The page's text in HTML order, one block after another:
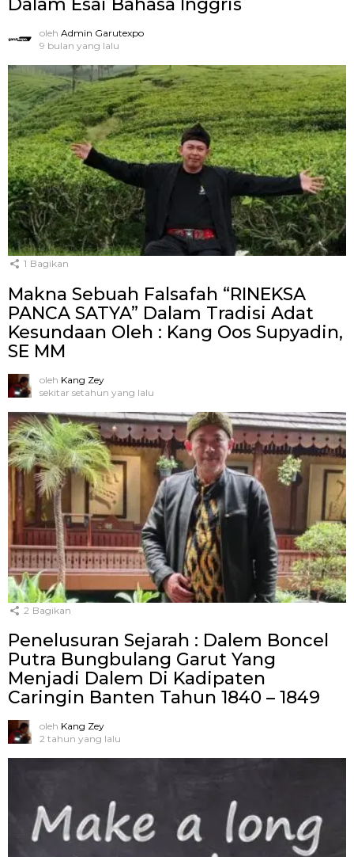
Dalam Esai Bahasa Inggris
oleh Admin Garutexpo
9 bulan yang lalu
1 Bagikan
Makna Sebuah Falsafah “RINEKSA
PANCA SATYA” Dalam Tradisi Adat
Kesundaan Oleh : Kang Oos Supyadin,
SE MM
oleh Kang Zey
sekitar setahun yang lalu
2 Bagikan
Penelusuran Sejarah : Dalem Boncel
Putra Bungbulang Garut Yang
Menjadi Dalem Di Kadipaten
Caringin Banten Tahun 1840 – 1849
oleh Kang Zey
2 tahun yang lalu